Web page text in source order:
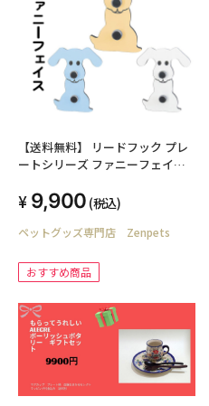
【送料無料】 リードフック プレ
ートシリーズ ファニーフェイス
9,900 (税込)
ペットグッズ専門店 Zenpets
おすすめ商品